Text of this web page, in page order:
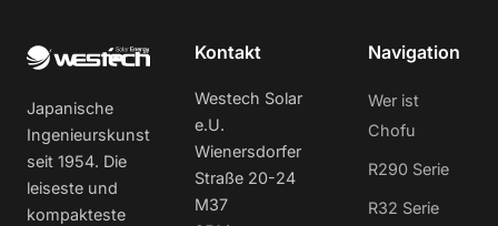
Japanische
Ingenieurskunst
seit 1954. Die
leiseste und
kompakteste
Kontakt
Westech Solar
e.U.
Wienersdorfer
Straße 20-24
M37
Navigation
Wer ist
Chofu
R290 Serie
R32 Serie